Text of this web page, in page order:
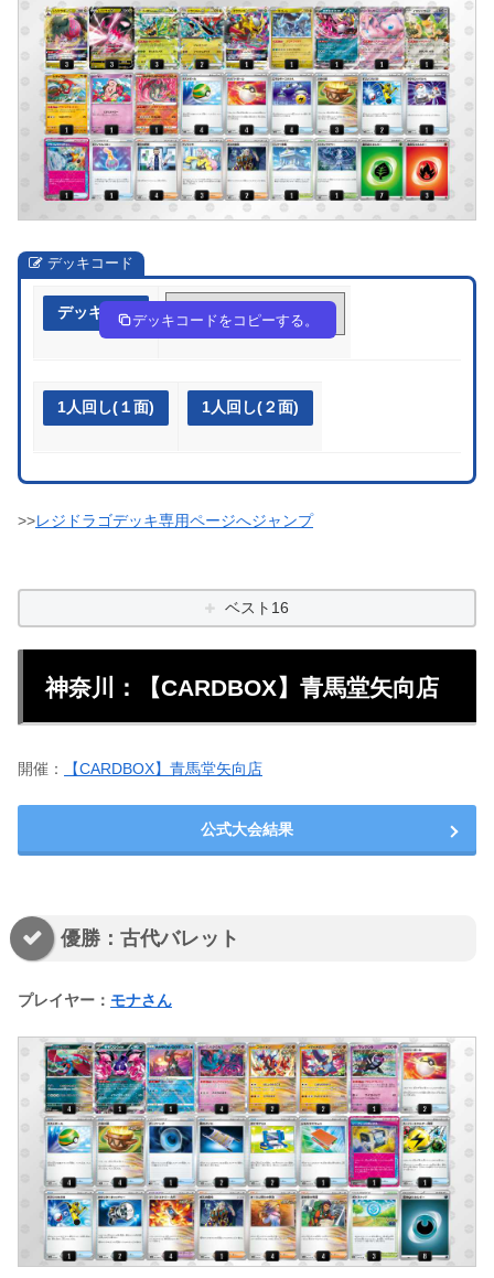
デッキコード
デッキ作成 Mpypyp-fDERFz-p2REM2
デッキコードをコピーする。
1人回し(１面) 1人回し(２面)
>>レジドラゴデッキ専用ページへジャンプ
ベスト16
神奈川：【CARDBOX】青馬堂矢向店
開催： 【CARDBOX】青馬堂矢向店
公式大会結果
優勝：古代バレット
プレイヤー： モナさん